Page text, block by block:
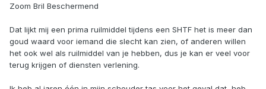
Zoom Bril Beschermend
Dat lijkt mij een prima ruilmiddel tijdens een SHTF het is meer dan
goud waard voor iemand die slecht kan zien, of anderen willen
het ook wel als ruilmiddel van je hebben, dus je kan er veel voor
terug krijgen of diensten verlening.